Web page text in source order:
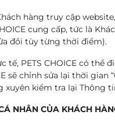
hàng truy cập
cung cấp, tức là
đổi tùy từng thời điểm).
tế, PETS CHOICE có
sẽ chỉnh sửa lại thời
xuyên kiểm tra lại Thông
NHÂN CỦA KHÁCH